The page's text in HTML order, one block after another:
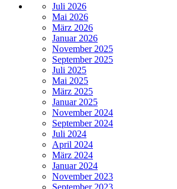
Juli 2026
Mai 2026
März 2026
Januar 2026
November 2025
September 2025
Juli 2025
Mai 2025
März 2025
Januar 2025
November 2024
September 2024
Juli 2024
April 2024
März 2024
Januar 2024
November 2023
September 2023